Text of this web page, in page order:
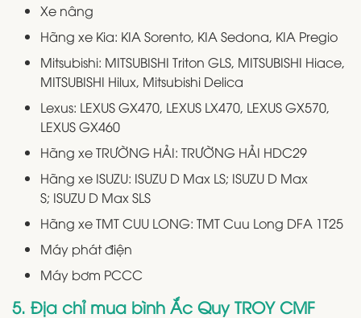
Xe nâng
Hãng xe Kia: KIA Sorento, KIA Sedona, KIA Pregio
Mitsubishi: MITSUBISHI Triton GLS, MITSUBISHI Hiace,
MITSUBISHI Hilux, Mitsubishi Delica
Lexus: LEXUS GX470, LEXUS LX470, LEXUS GX570,
LEXUS GX460
Hãng xe TRƯỜNG HẢI: TRƯỜNG HẢI HDC29
Hãng xe ISUZU: ISUZU D Max LS; ISUZU D Max
S; ISUZU D Max SLS
Hãng xe TMT CUU LONG: TMT Cuu Long DFA 1T25
Máy phát điện
Máy bơm PCCC
5. Địa chỉ mua bình Ắc Quy TROY CMF